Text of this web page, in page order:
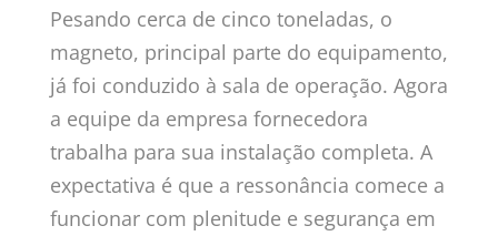
Pesando cerca de cinco toneladas, o
magneto, principal parte do equipamento,
já foi conduzido à sala de operação. Agora
a equipe da empresa fornecedora
trabalha para sua instalação completa. A
expectativa é que a ressonância comece a
funcionar com plenitude e segurança em